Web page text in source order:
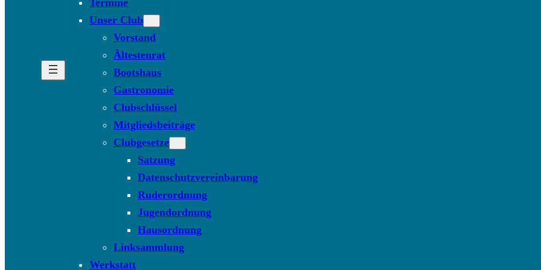
Unser Club
Vorstand
Ältestenrat
Bootshaus
Gastronomie
Clubschlüssel
Mitgliedsbeiträge
Clubgesetze
Satzung
Datenschutzvereinbarung
Ruderordnung
Jugendordnung
Hausordnung
Linksammlung
Werkstatt